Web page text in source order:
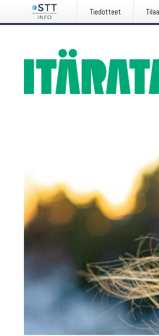
Tiedotteet